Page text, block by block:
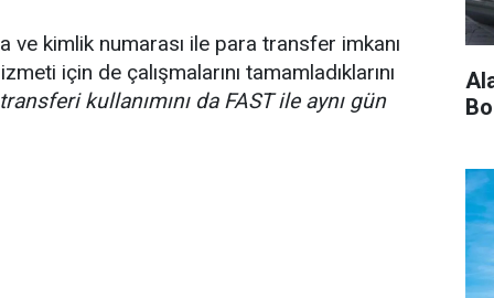
ve kimlik numarası ile para transfer imkanı
için de çalışmalarını tamamladıklarını
kullanımını da FAST ile aynı gün